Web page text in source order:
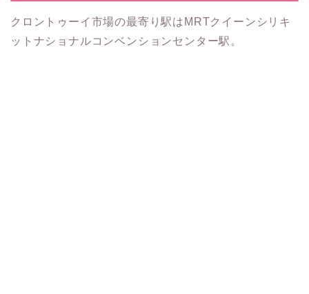
クロントゥーイ市場の最寄り駅はMRTクイーンシリキ
ットナショナルコンベンションセンター駅。